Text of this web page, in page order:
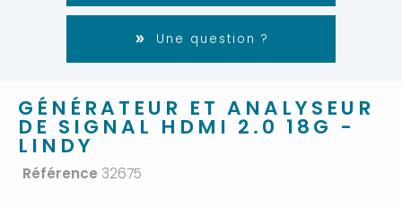
Une question ?
GÉNÉRATEUR ET ANALYSEUR
DE SIGNAL HDMI 2.0 18G -
LINDY
Référence 32675